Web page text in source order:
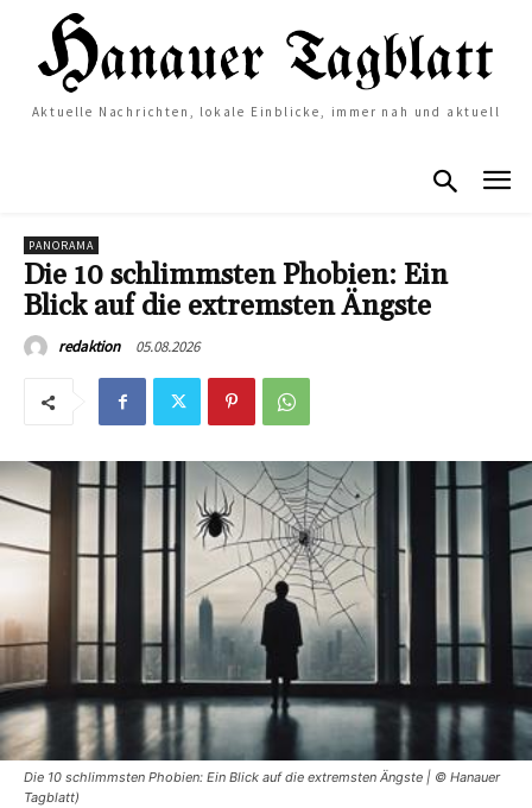
Aktuelle Nachrichten, lokale Einblicke, immer nah und aktuell
PANORAMA
Die 10 schlimmsten Phobien: Ein
Blick auf die extremsten Ängste
redaktion 05.08.2026
Die 10 schlimmsten Phobien: Ein Blick auf die extremsten Ängste | © Hanauer
Tagblatt)